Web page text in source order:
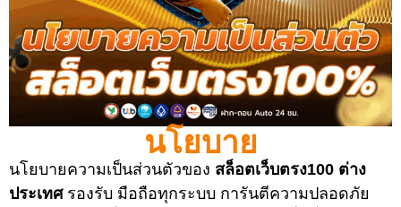
นโยบาย
นโยบายความเป็นส่วนตัวของ สล็อตเว็บตรง100 ต่าง
ประเทศรองรับ มือถือทุกระบบ การันตีความปลอดภัย